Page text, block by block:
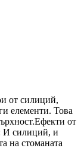
от силиций,
елементи. Това
от
И силиций, и
на стоманата